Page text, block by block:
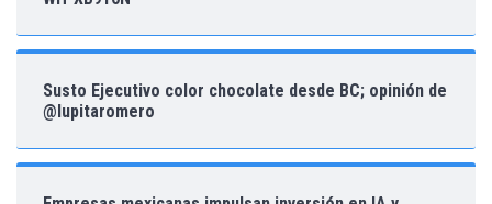
Susto Ejecutivo color chocolate desde BC; opinión de
@lupitaromero